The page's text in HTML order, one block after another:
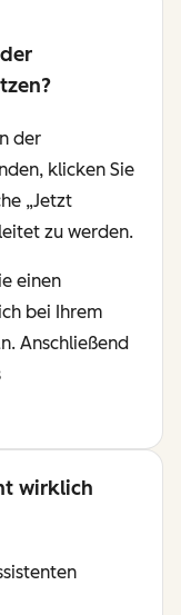
der
klicken Sie
„Jetzt
zu werden.
einen
bei Ihrem
Anschließend
wirklich